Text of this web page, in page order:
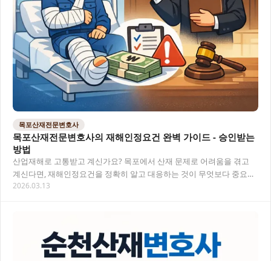
목포산재전문변호사
목포산재전문변호사의 재해인정요건 완벽 가이드 - 승인받는
방법
산업재해로 고통받고 계신가요? 목포에서 산재 문제로 어려움을 겪고
계신다면, 재해인정요건을 정확히 알고 대응하는 것이 무엇보다 중요합
니다. 이 글에서는 목포산재전문변호사 가 알려드…
2026.03.13